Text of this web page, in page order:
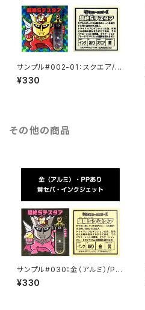
サンプル#002-01：スクエア/P
P/インクジェット/黄セパ
¥330
その他の商品
サンプル#030：金（アルミ）/PP/
インクジェット/黄セパ
¥330